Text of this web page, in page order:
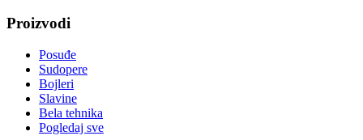
Proizvodi
Posuđe
Sudopere
Bojleri
Slavine
Bela tehnika
Pogledaj sve